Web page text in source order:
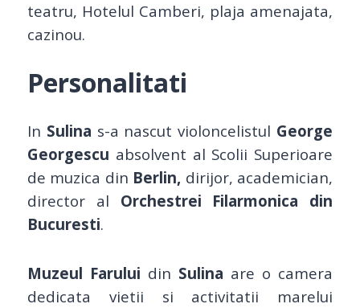
teatru, Hotelul Camberi, plaja amenajata,
cazinou.
Personalitati
In Sulina s-a nascut violoncelistul George
Georgescu absolvent al Scolii Superioare
de muzica din Berlin, dirijor, academician,
director al Orchestrei Filarmonica din
Bucuresti.
Muzeul Farului din Sulina are o camera
dedicata vietii si activitatii marelui